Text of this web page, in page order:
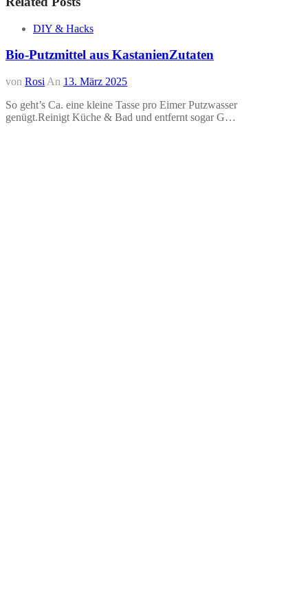
DIY & Hacks
Bio-Putzmittel aus KastanienZutaten
von Rosi An 13. März 2025
So geht’s Ca. eine kleine Tasse pro Eimer Putzwasser
genügt.Reinigt Küche & Bad und entfernt sogar G…